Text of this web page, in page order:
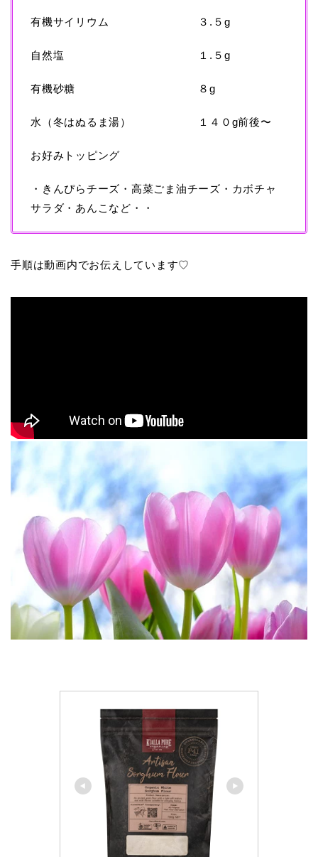
有機サイリウム ３.５g
自然塩 １.５g
有機砂糖 ８g
水（冬はぬるま湯） １４０g前後〜
お好みトッピング
・きんぴらチーズ・高菜ごま油チーズ・カボチャ
サラダ・あんこなど・・
手順は動画内でお伝えしています♡